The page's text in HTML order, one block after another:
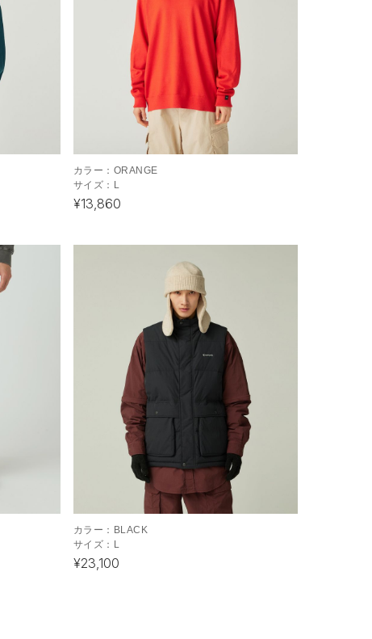
カラー： ORANGE
サイズ： L
¥13,860
カラー： BLACK
サイズ： L
¥23,100